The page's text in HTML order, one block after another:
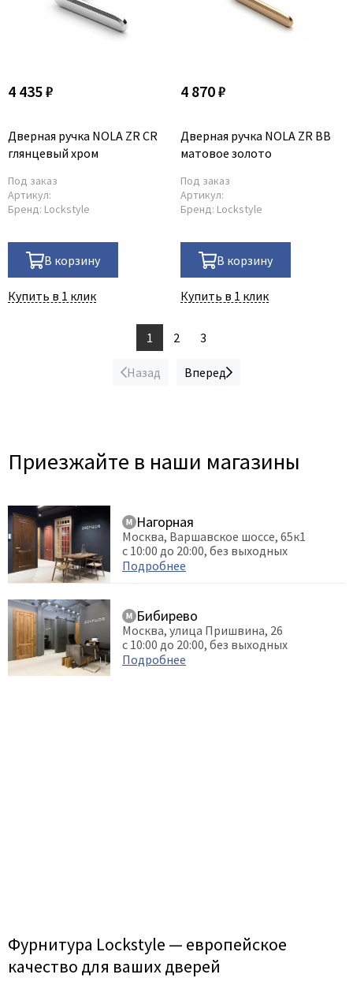
4 435 ₽
Дверная ручка NOLA ZR CR
глянцевый хром
Под заказ
Артикул:
Бренд: Lockstyle
В корзину
Купить в 1 клик
4 870 ₽
Дверная ручка NOLA ZR BB
матовое золото
Под заказ
Артикул:
Бренд: Lockstyle
В корзину
Купить в 1 клик
Назад
1 2 3
Вперед
Приезжайте в наши магазины
Нагорная
Москва, Варшавское шоссе, 65к1
с 10:00 до 20:00, без выходных
Подробнее
Бибирево
Москва, улица Пришвина, 26
с 10:00 до 20:00, без выходных
Подробнее
Фурнитура Lockstyle — европейское
качество для ваших дверей